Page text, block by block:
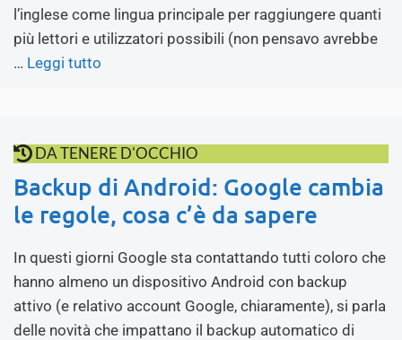
l’inglese come lingua principale per raggiungere quanti
più lettori e utilizzatori possibili (non pensavo avrebbe
… Leggi tutto
DA TENERE D'OCCHIO
Backup di Android: Google cambia
le regole, cosa c’è da sapere
In questi giorni Google sta contattando tutti coloro che
hanno almeno un dispositivo Android con backup
attivo (e relativo account Google, chiaramente), si parla
delle novità che impattano il backup automatico di